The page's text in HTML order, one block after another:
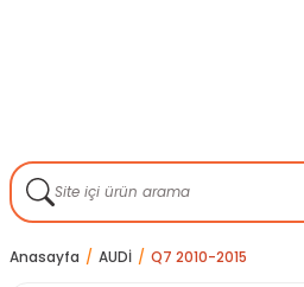
Anasayfa AUDİ Q7 2010-2015